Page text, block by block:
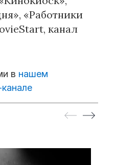
«Работники
канал
в нашем